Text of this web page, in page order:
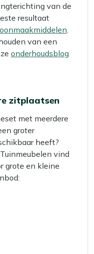
van de
resultaat
.
van een
onderhoudsblog
zitplaatsen
met meerdere
groter
heeft?
vind
grote en kleine